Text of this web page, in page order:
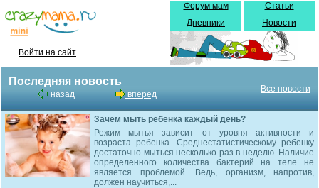
Войти на сайт
Форум мам
Дневники
Статьи
Новости
Последняя новость
назад вперед
Все новости
Зачем мыть ребенка каждый день?
Режим мытья зависит от уровня активности и
возраста ребенка. Среднестатистическому ребенку
достаточно мыться несколько раз в неделю. Наличие
определенного количества бактерий на теле не
является проблемой. Ведь, организм, напротив,
должен научиться,...